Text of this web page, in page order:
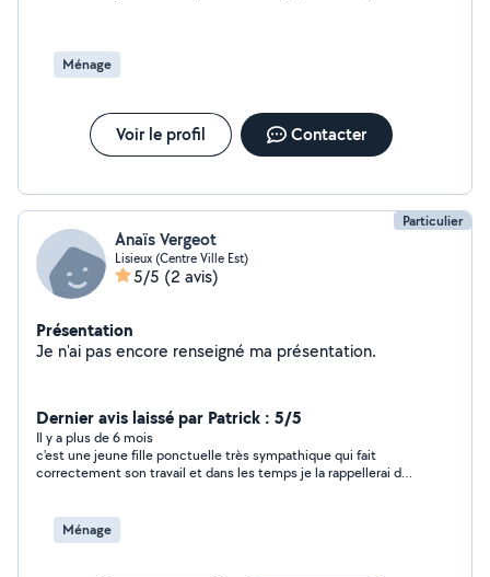
Ménage
Voir le profil Contacter
Particulier
Anaïs Vergeot
Lisieux (Centre Ville Est)
5/5 (2 avis)
Présentation
Je n'ai pas encore renseigné ma présentation.
Dernier avis laissé par Patrick : 5/5
Il y a plus de 6 mois
c'est une jeune fille ponctuelle très sympathique qui fait
correctement son travail et dans les temps je la rappellerai dès
Ménage